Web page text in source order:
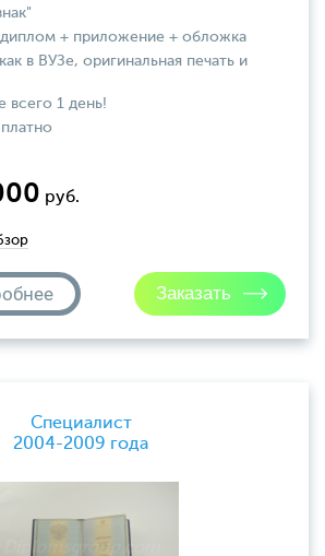
+ приложение + обложка
в ВУЗе, оригинальная печать и
всего 1 день!
руб.
Специалист
2004-2009 года